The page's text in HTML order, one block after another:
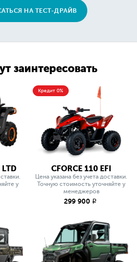
НА ТЕСТ-ДРАЙВ
заинтересовать
LTD
у
Кредит 0%
CFORCE 110 EFI
Цена указана без учета доставки.
Точную стоимость уточняйте у
менеджеров
299 900 q